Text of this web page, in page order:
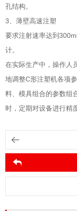
孔结构。
3、薄壁高速注塑
要求注射速率达到
计。
在实际生产中，操作人
地调整C形注塑机各项
料、模具组合的参数组
时，定期对设备进行精